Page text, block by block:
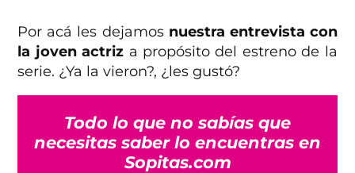
Por acá les dejamos nuestra entrevista con
la joven actriz a propósito del estreno de la
serie. ¿Ya la vieron?, ¿les gustó?
Todo lo que no sabías que
necesitas saber lo encuentras en
Sopitas.com